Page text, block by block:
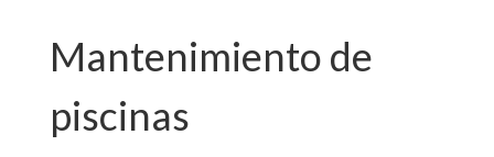
Mantenimiento de
piscinas